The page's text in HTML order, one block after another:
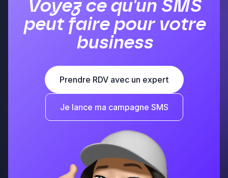
Voyez ce qu'un SMS
peut faire pour votre
business
Prendre RDV avec un expert
Je lance ma campagne SMS